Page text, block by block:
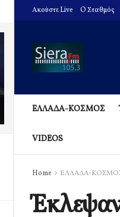
Ακούστε Live O Σταθμός
ΕΛΛΑΔΑ-ΚΟΣΜΟΣ
VIDEOS
Home ΕΛΛΑΔΑ-